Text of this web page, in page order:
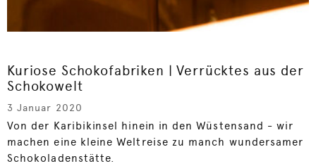
Kuriose Schokofabriken | Verrücktes aus der
Schokowelt
3 Januar 2020
Von der Karibikinsel hinein in den Wüstensand - wir
machen eine kleine Weltreise zu manch wundersamer
Schokoladenstätte.